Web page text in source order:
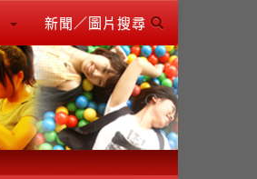
新聞／圖片搜尋